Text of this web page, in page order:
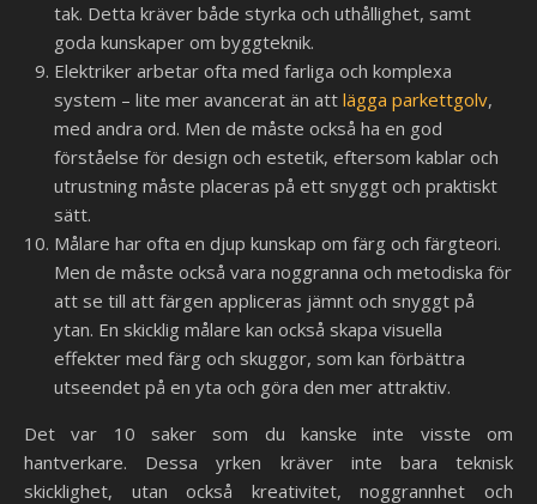
tak. Detta kräver både styrka och uthållighet, samt
goda kunskaper om byggteknik.
Elektriker arbetar ofta med farliga och komplexa
system – lite mer avancerat än att lägga parkettgolv,
med andra ord. Men de måste också ha en god
förståelse för design och estetik, eftersom kablar och
utrustning måste placeras på ett snyggt och praktiskt
sätt.
Målare har ofta en djup kunskap om färg och färgteori.
Men de måste också vara noggranna och metodiska för
att se till att färgen appliceras jämnt och snyggt på
ytan. En skicklig målare kan också skapa visuella
effekter med färg och skuggor, som kan förbättra
utseendet på en yta och göra den mer attraktiv.
Det var 10 saker som du kanske inte visste om
hantverkare. Dessa yrken kräver inte bara teknisk
skicklighet, utan också kreativitet, noggrannhet och